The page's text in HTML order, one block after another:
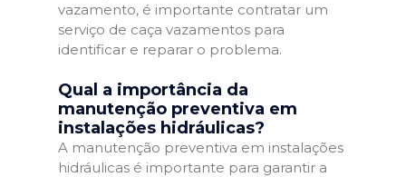
vazamento, é importante contratar um
serviço de caça vazamentos para
identificar e reparar o problema.
Qual a importância da
manutenção preventiva em
instalações hidráulicas?
A manutenção preventiva em instalações
hidráulicas é importante para garantir a